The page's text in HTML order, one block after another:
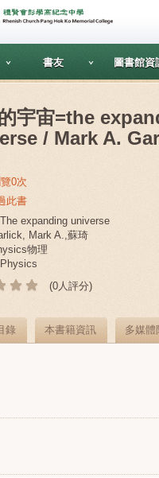
書友 圖書館資
宇宙=the
/ Mark A.
0次
此書
expanding universe
Mark A.,蘇琦
物理
(0人評分)
錄 本書籍資訊 多媒體